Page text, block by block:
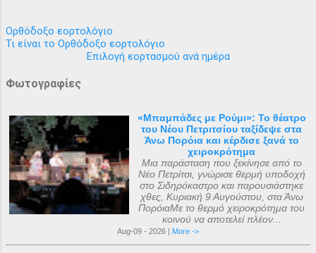
Ορθόδοξο εορτολόγιο
Τι είναι το Ορθόδοξο εορτολόγιο
Επιλογή εορτασμού ανά ημέρα
Φωτογραφίες
«Μπαμπάδες με Ρούμι»: Το θέατρο
του Νέου Πετριτσίου ταξίδεψε στα
Άνω Πορόια και κέρδισε ξανά το
χειροκρότημα
Μια παράσταση που ξεκίνησε από το
Νέο Πετρίτσι, γνώρισε θερμή υποδοχή
στο Σιδηρόκαστρο και παρουσιάστηκε
χθες, Κυριακή 9 Αυγούστου, στα Άνω
ΠορόιαΜε το θερμό χειροκρότημα του
κοινού να αποτελεί πλέον...
Aug-09 - 2026 | More ->